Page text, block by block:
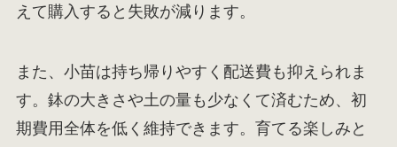
えて購入すると失敗が減ります。
また、小苗は持ち帰りやすく配送費も抑えられま
す。鉢の大きさや土の量も少なくて済むため、初
期費用全体を低く維持できます。育てる楽しみと